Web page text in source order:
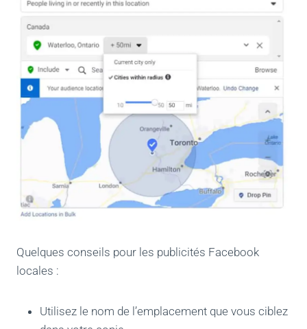
Quelques conseils pour les publicités Facebook
locales :
Utilisez le nom de l’emplacement que vous ciblez